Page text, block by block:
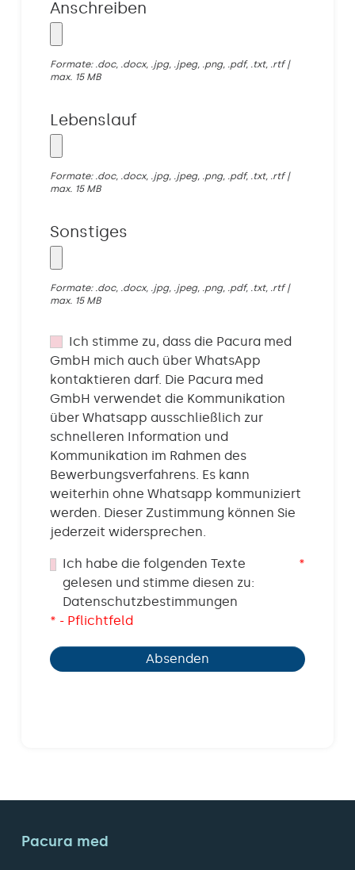
Anschreiben
Formate: .doc, .docx, .jpg, .jpeg, .png, .pdf, .txt, .rtf |
max. 15 MB
Lebenslauf
Formate: .doc, .docx, .jpg, .jpeg, .png, .pdf, .txt, .rtf |
max. 15 MB
Sonstiges
Formate: .doc, .docx, .jpg, .jpeg, .png, .pdf, .txt, .rtf |
max. 15 MB
Ich stimme zu, dass die Pacura med
GmbH mich auch über WhatsApp
kontaktieren darf. Die Pacura med
GmbH verwendet die Kommunikation
über Whatsapp ausschließlich zur
schnelleren Information und
Kommunikation im Rahmen des
Bewerbungsverfahrens. Es kann
weiterhin ohne Whatsapp kommuniziert
werden. Dieser Zustimmung können Sie
jederzeit widersprechen.
*
Ich habe die folgenden Texte
gelesen und stimme diesen zu:
Datenschutzbestimmungen
* - Pflichtfeld
Absenden
Pacura med